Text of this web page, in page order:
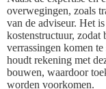
overwegingen, zoals
van de adviseur. Het
kostenstructuur,
verrassingen komen
houdt rekening met
bouwen, waardoor
worden voorkomen.